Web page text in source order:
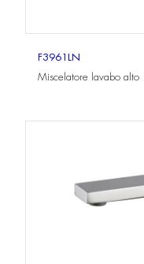
F3961LN
Miscelatore lavabo alto